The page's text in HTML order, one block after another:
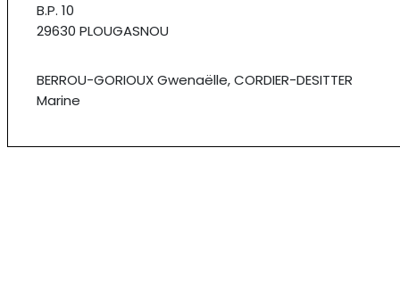
B.P. 10
29630 PLOUGASNOU
BERROU-GORIOUX Gwenaëlle, CORDIER-DESITTER
Marine